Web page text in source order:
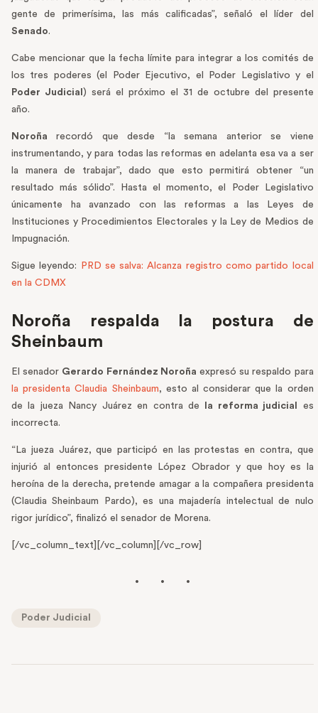
gente de primerísima, las más calificadas”, señaló el líder del
Senado.
Cabe mencionar que la fecha límite para integrar a los comités de
los tres poderes (el Poder Ejecutivo, el Poder Legislativo y el
Poder Judicial ) será el próximo el 31 de octubre del presente
año.
Noroña recordó que desde “la semana anterior se viene
instrumentando, y para todas las reformas en adelanta esa va a ser
la manera de trabajar”, dado que esto permitirá obtener “un
resultado más sólido”. Hasta el momento, el Poder Legislativo
únicamente ha avanzado con las reformas a las Leyes de
Instituciones y Procedimientos Electorales y la Ley de Medios de
Impugnación.
Sigue leyendo:
PRD se salva: Alcanza registro como partido local
en la CDMX
Noroña respalda la postura de
Sheinbaum
El senador Gerardo Fernández Noroña expresó su respaldo para
la presidenta Claudia Sheinbaum, esto al considerar que la orden
de la jueza Nancy Juárez en contra de
la reforma judicial
es
incorrecta.
“La jueza Juárez, que participó en las protestas en contra, que
injurió al entonces presidente López Obrador y que hoy es la
heroína de la derecha, pretende amagar a la compañera presidenta
(Claudia Sheinbaum Pardo), es una majadería intelectual de nulo
rigor jurídico”, finalizó el senador de Morena.
[/vc_column_text][/vc_column][/vc_row]
Poder Judicial